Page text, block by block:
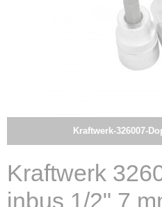
Kraftwerk-326007-
Kraftwerk
inbus 1/2" 7